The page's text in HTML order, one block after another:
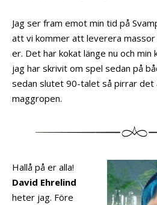
Jag ser fram emot min tid på
att vi kommer att leverera
er. Det har kokat länge nu och
jag har skrivit om spel sedan på
sedan slutet 90-talet så pirrar det
maggropen.
Hallå på er alla!
David Ehrelind
heter jag. Före